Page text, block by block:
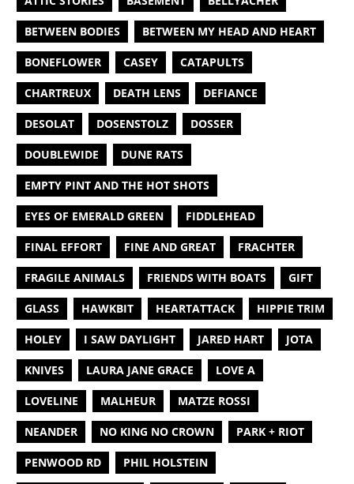
BETWEEN BODIES BETWEEN MY HEAD AND HEART
BONEFLOWER CASEY CATAPULTS
CHARTREUX DEATH LENS DEFIANCE
DESOLAT DOSENSTOLZ DOSSER
DOUBLEWIDE DUNE RATS
EMPTY PINT AND THE HOT SHOTS
EYES OF EMERALD GREEN FIDDLEHEAD
FINAL EFFORT FINE AND GREAT FRACHTER
FRAGILE ANIMALS FRIENDS WITH BOATS GIFT
GLASS HAWKBIT HEARTATTACK HIPPIE TRIM
HOLEY I SAW DAYLIGHT JARED HART JOTA
KNIVES LAURA JANE GRACE LOVE A
LOVELINE MALHEUR MATZE ROSSI
NEANDER NO KING NO CROWN PARK + RIOT
PENWOOD RD PHIL HOLSTEIN